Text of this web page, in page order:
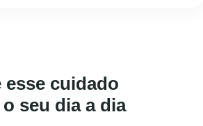
esse cuidado
seu dia a dia